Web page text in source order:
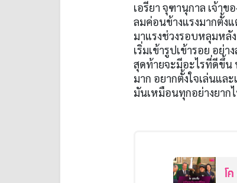
เอรียา จุฑานุกาล เจ้า
ลมค่อนข้างแรงมากตั้ง
มาแรงช่วงรอบหลุมหลั
เริ่มเข้ารูปเข้ารอย อย่
สุดท้ายจะมีอะไรที่ดีขึ้น
มาก อยากตั้งใจเล่นแล
มันเหมือนทุกอย่างยาก
โ